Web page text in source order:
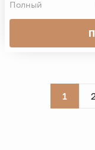
Полный
1